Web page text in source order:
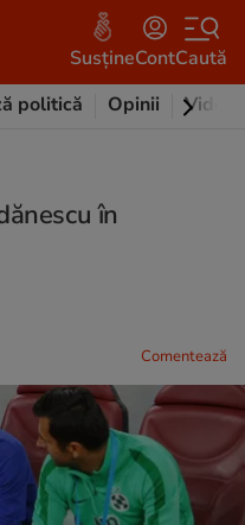
SusțineContCaută
politică Opinii Video
în
Comentează